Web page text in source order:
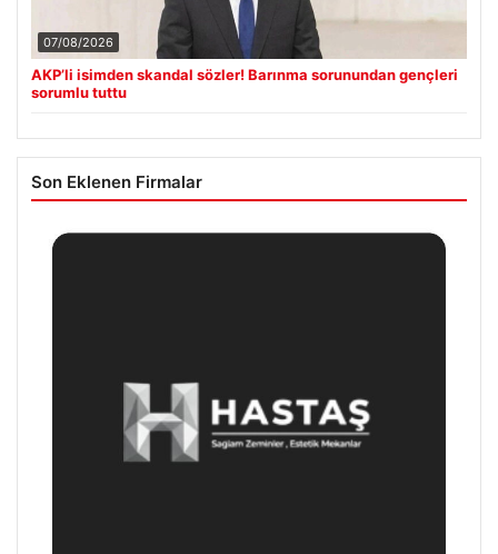
07/08/2026
AKP’li isimden skandal sözler! Barınma sorunundan gençleri
sorumlu tuttu
Son Eklenen Firmalar